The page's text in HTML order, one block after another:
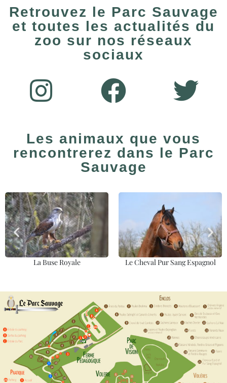
Retrouvez le Parc Sauvage
et toutes les actualités du
zoo sur nos réseaux
sociaux
Les animaux que vous
rencontrerez dans le Parc
Sauvage
Le Cheval Pur Sang Espagnol Le Daim